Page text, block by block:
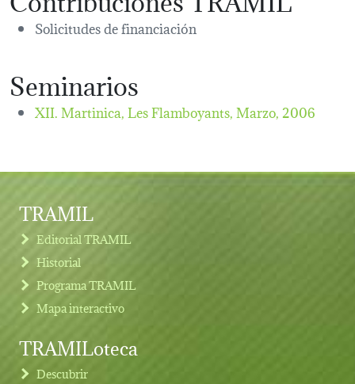
Solicitudes de financiación
Seminarios
XII. Martinica, Les Flamboyants,Marzo, 2006
TRAMIL
Editorial TRAMIL
Historial
Programa TRAMIL
Mapa interactivo
TRAMILoteca
Descubrir